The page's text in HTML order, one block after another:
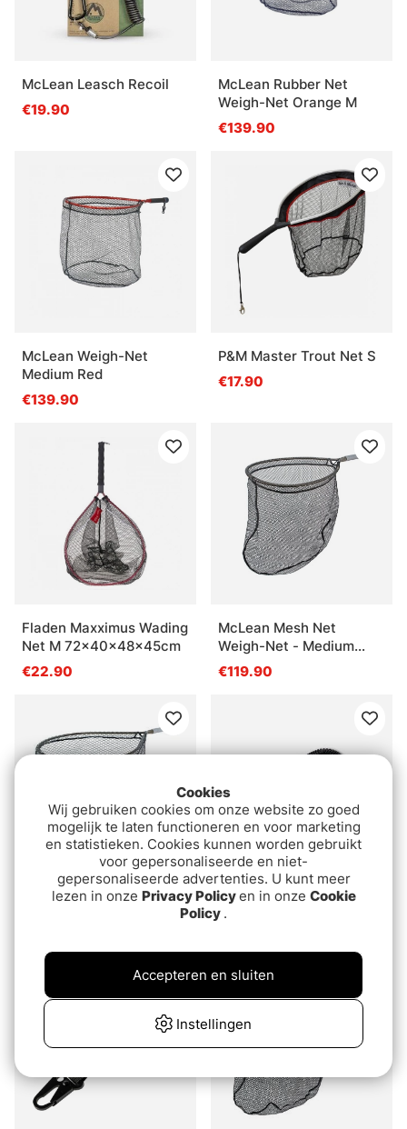
McLean Leasch Recoil
€19.90
McLean Rubber Net
Weigh-Net Orange M
€139.90
McLean Weigh-Net
Medium Red
€139.90
P&M Master Trout Net S
€17.90
Fladen Maxximus Wading
Net M 72x40x48x45cm
€22.90
McLean Mesh Net
Weigh-Net - Medium
(M111)
€119.90
McLean Weigh-Net L
C&F Net Releaser (NR)
Cookies
Wij gebruiken cookies om onze website zo goed
mogelijk te laten functioneren en voor marketing
en statistieken. Cookies kunnen worden gebruikt
voor gepersonaliseerde en niet-
gepersonaliseerde advertenties. U kunt meer
lezen in onze Privacy Policyen in onze Cookie
Policy .
Instellingen
Accepteren en sluiten